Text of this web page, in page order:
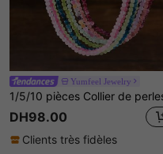
Yumfeel Jewelry
DH98.00
Clients très fidèles